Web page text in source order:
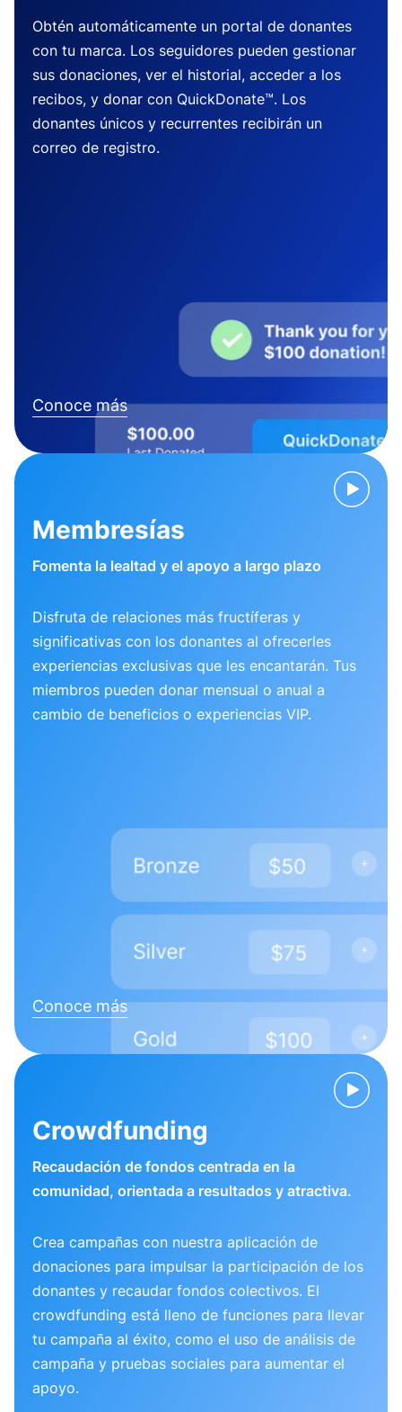
Obtén automáticamente un portal de donantes
con tu marca. Los seguidores pueden gestionar
sus donaciones, ver el historial, acceder a los
recibos, y donar con QuickDonate™. Los
donantes únicos y recurrentes recibirán un
correo de registro.
Conoce más
Membresías
Fomenta la lealtad y el apoyo a largo plazo
Disfruta de relaciones más fructíferas y
significativas con los donantes al ofrecerles
experiencias exclusivas que les encantarán. Tus
miembros pueden donar mensual o anual a
cambio de beneficios o experiencias VIP.
Conoce más
Crowdfunding
Recaudación de fondos centrada en la
comunidad, orientada a resultados y atractiva.
Crea campañas con nuestra aplicación de
donaciones para impulsar la participación de los
donantes y recaudar fondos colectivos. El
crowdfunding está lleno de funciones para llevar
tu campaña al éxito, como el uso de análisis de
campaña y pruebas sociales para aumentar el
apoyo.